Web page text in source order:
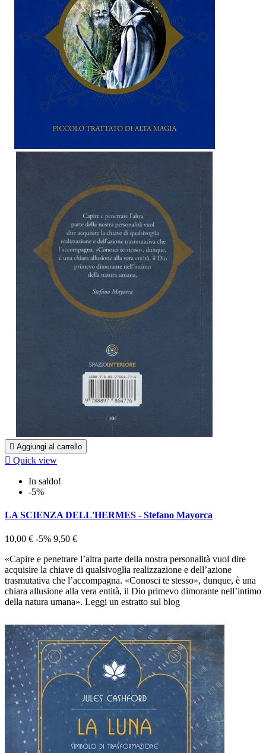
 Aggiungi al carrello
 Quick view
In saldo!
-5%
LA SCIENZA DELL'HERMES - Stefano Mayorca
10,00 € -5% 9,50 €
«Capire e penetrare l’altra parte della nostra personalità vuol dire
acquisire la chiave di qualsivoglia realizzazione e dell’azione
trasmutativa che l’accompagna. «Conosci te stesso», dunque, è una
chiara allusione alla vera entità, il Dio primevo dimorante nell’intimo
della natura umana». Leggi un estratto sul blog